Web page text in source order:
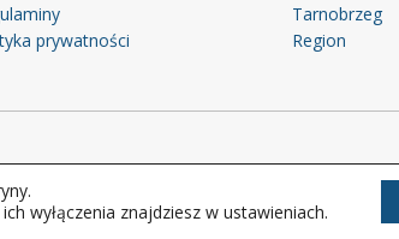
prywatności
Tarnobrzeg
Region
wyłączenia znajdziesz w ustawieniach.